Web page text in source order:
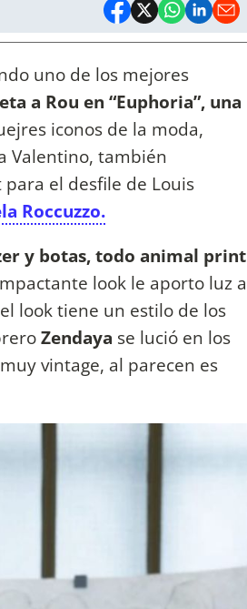
uno de los mejores
a Rou en “Euphoria”, una
iconos de la moda,
Valentino, también
el desfile de Louis
Roccuzzo.
y botas, todo animal print
look le aporto luz a
look tiene un estilo de los
Zendaya se lució en los
vintage, al parecen es